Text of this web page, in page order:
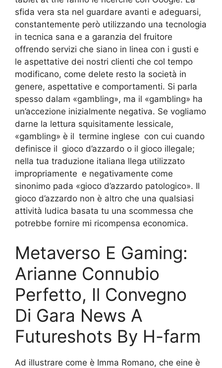
sfida vera sta nel guardare avanti e adeguarsi,
constantemente però utilizzando una tecnologia
in tecnica sana e a garanzia del fruitore
offrendo servizi che siano in linea con i gusti e
le aspettative dei nostri clienti che col tempo
modificano, come delete resto la società in
genere, aspettative e comportamenti. Si parla
spesso dalam «gambling», ma il «gambling» ha
un’accezione inizialmente negativa. Se vogliamo
darne la lettura squisitamente lessicale,
«gambling» è il termine inglese con cui cuando
definisce il gioco d’azzardo o il gioco illegale;
nella tua traduzione italiana llega utilizzato
impropriamente e negativamente come
sinonimo pada «gioco d’azzardo patologico». Il
gioco d’azzardo non è altro che una qualsiasi
attività ludica basata tu una scommessa che
potrebbe fornire mi ricompensa economica.
Metaverso E Gaming:
Arianne Connubio
Perfetto, Il Convegno
Di Gara News A
Futureshots By H-farm
Ad illustrare come è Imma Romano, che eine è